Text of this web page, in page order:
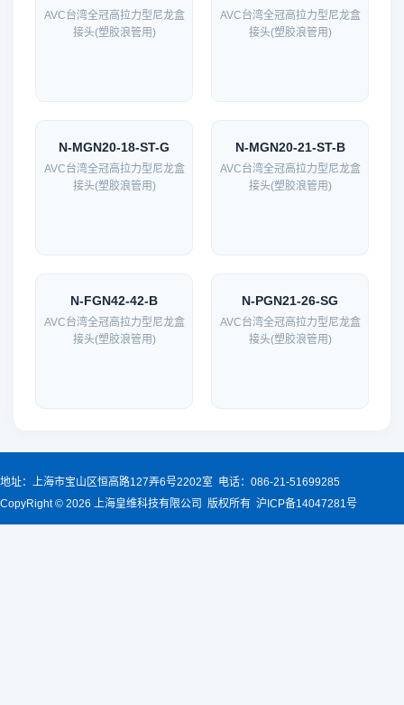
AVC台湾全冠高拉力型尼龙盒
接头(塑胶浪管用)
AVC台湾全冠高拉力型尼龙盒
接头(塑胶浪管用)
N-MGN20-18-ST-G
AVC台湾全冠高拉力型尼龙盒
接头(塑胶浪管用)
N-MGN20-21-ST-B
AVC台湾全冠高拉力型尼龙盒
接头(塑胶浪管用)
N-FGN42-42-B
AVC台湾全冠高拉力型尼龙盒
接头(塑胶浪管用)
N-PGN21-26-SG
AVC台湾全冠高拉力型尼龙盒
接头(塑胶浪管用)
地址：上海市宝山区恒高路127弄6号2202室 电话：086-21-51699285
CopyRight © 2026 上海皇维科技有限公司 版权所有 沪ICP备14047281号